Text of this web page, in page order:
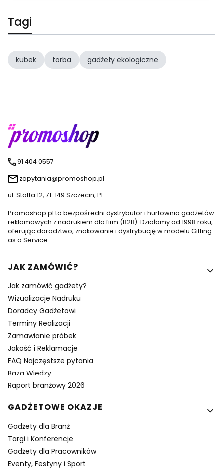
Tagi
kubek torba gadżety ekologiczne
91 404 0557
zapytania@promoshop.pl
ul. Staffa 12, 71-149 Szczecin, PL
Promoshop.pl to bezpośredni dystrybutor i hurtownia gadżetów
reklamowych z nadrukiem dla firm (B2B). Działamy od 1998 roku,
oferując doradztwo, znakowanie i dystrybucję w modelu Gifting
as a Service.
Linki w stopce
JAK ZAMÓWIĆ?
Jak zamówić gadżety?
Wizualizacje Nadruku
Doradcy Gadżetowi
Terminy Realizacji
Zamawianie próbek
Jakość i Reklamacje
FAQ Najczęstsze pytania
Baza Wiedzy
Raport branżowy 2026
GADŻETOWE OKAZJE
Gadżety dla Branż
Targi i Konferencje
Gadżety dla Pracowników
Eventy, Festyny i Sport